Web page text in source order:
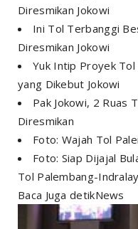
Diresmikan Jokowi
Ini Tol Terbanggi
Diresmikan Jokowi
Yuk Intip Proyek
yang Dikebut Jokowi
Pak Jokowi, 2 Ruas
Diresmikan
Foto: Wajah Tol
Foto: Siap Dijajal
Tol Palembang-
Baca Juga detikNews